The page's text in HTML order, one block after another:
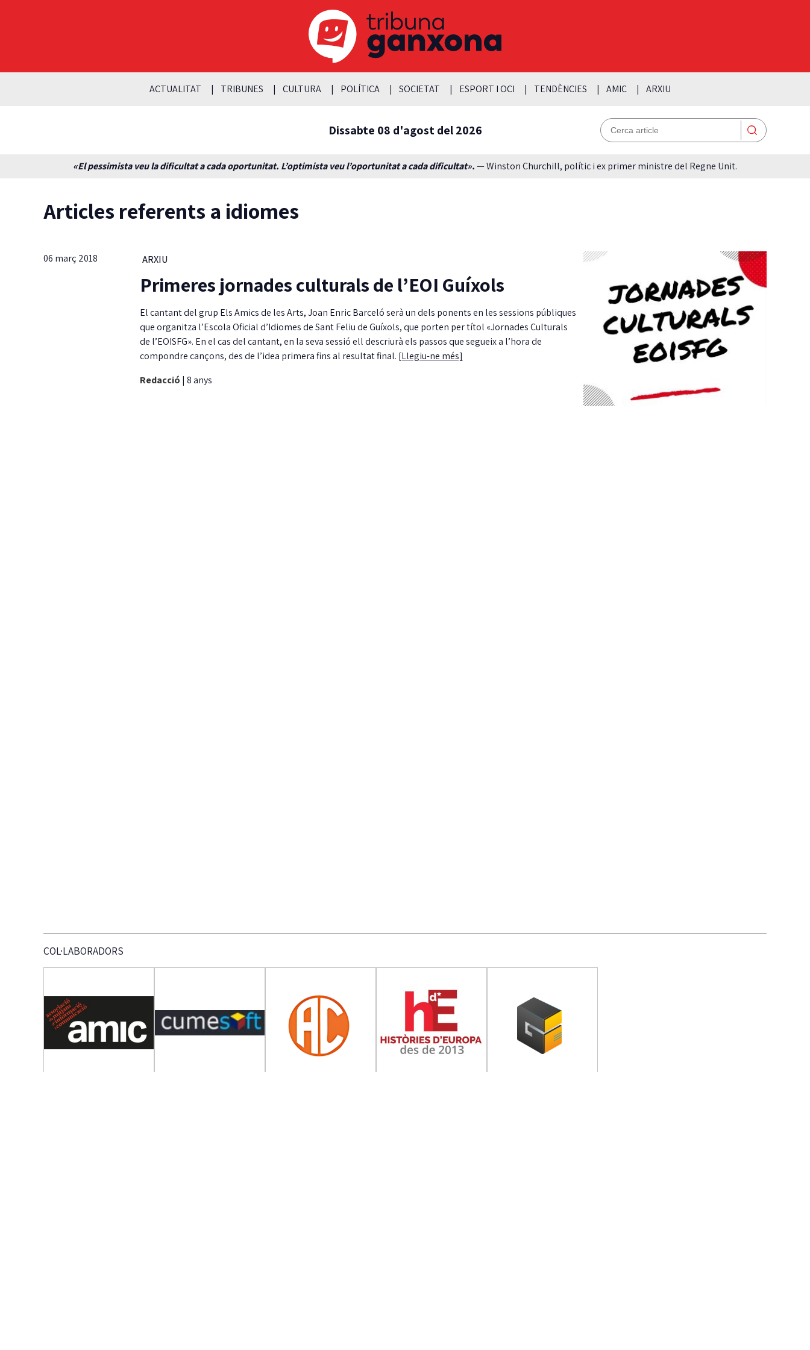
ACTUALITAT TRIBUNES CULTURA POLÍTICA SOCIETAT ESPORT I OCI TENDÈNCIES AMIC ARXIU
Dissabte 08 d'agost del 2026
«El pessimista veu la dificultat a cada oportunitat. L’optimista veu l’oportunitat a cada dificultat».— Winston Churchill, polític i ex primer ministre del Regne Unit.
Articles referents a idiomes
06 març 2018 ARXIU
Primeres jornades culturals de l’EOI Guíxols
El cantant del grup Els Amics de les Arts, Joan Enric Barceló serà un dels ponents en les sessions públiques
que organitza l’Escola Oficial d’Idiomes de Sant Feliu de Guíxols, que porten per títol «Jornades Culturals
de l’EOISFG». En el cas del cantant, en la seva sessió ell descriurà els passos que segueix a l’hora de
compondre cançons, des de l’idea primera fins al resultat final. [Llegiu-ne més]
Redacció | 8 anys
COL·LABORADORS